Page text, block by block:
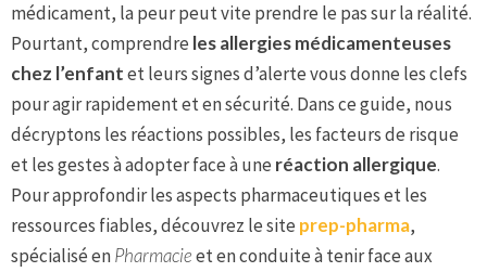
médicament, la peur peut vite prendre le pas sur la réalité.
Pourtant, comprendre les allergies médicamenteuses
chez l’enfantet leurs signes d’alerte vous donne les clefs
pour agir rapidement et en sécurité. Dans ce guide, nous
décryptons les réactions possibles, les facteurs de risque
et les gestes à adopter face à une réaction allergique.
Pour approfondir les aspects pharmaceutiques et les
ressources fiables, découvrez le site prep-pharma,
spécialisé enPharmacieet en conduite à tenir face aux